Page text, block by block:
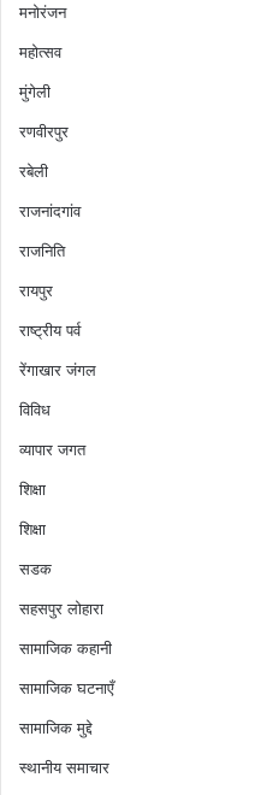
मनोरंजन
महोत्सव
मुंगेली
रणवीरपुर
रबेली
राजनांदगांव
राजनिति
रायपुर
राष्ट्रीय पर्व
रेंगाखार जंगल
विविध
व्यापार जगत
शिक्षा
शिक्षा
सडक
सहसपुर लोहारा
सामाजिक कहानी
सामाजिक घटनाएँ
सामाजिक मुद्दे
स्थानीय समाचार